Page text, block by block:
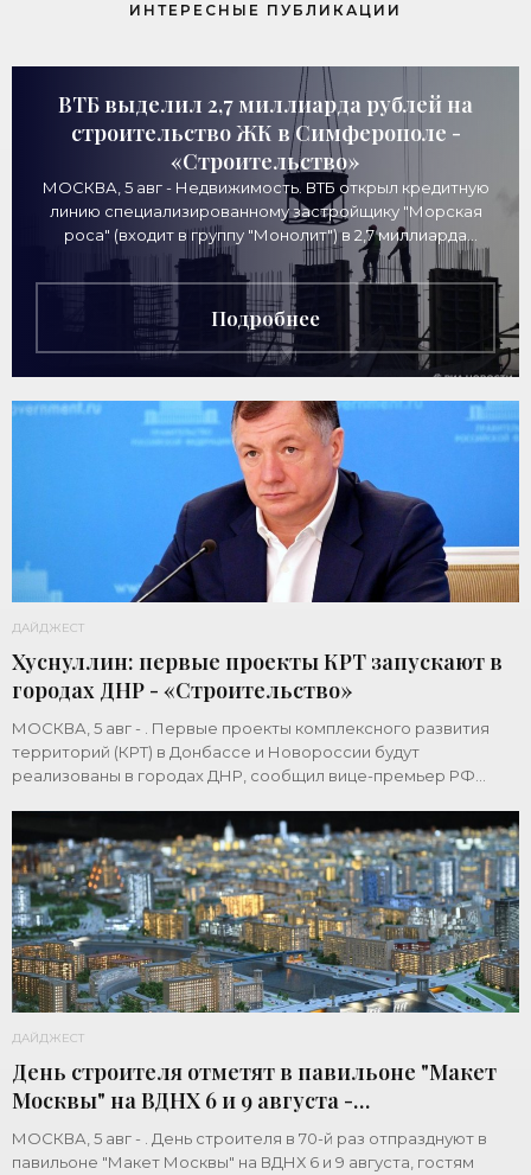
ИНТЕРЕСНЫЕ ПУБЛИКАЦИИ
ВТБ выделил 2,7 миллиарда рублей на
строительство ЖК в Симферополе -
«Строительство»
МОСКВА, 5 авг - Недвижимость. ВТБ открыл кредитную
линию специализированному застройщику "Морская
роса" (входит в группу "Монолит") в 2,7 миллиарда
рублей для
Подробнее
ДАЙДЖЕСТ
Хуснуллин: первые проекты КРТ запускают в
городах ДНР - «Строительство»
МОСКВА, 5 авг - . Первые проекты комплексного развития
территорий (КРТ) в Донбассе и Новороссии будут
реализованы в городах ДНР, сообщил вице-премьер РФ
ДАЙДЖЕСТ
День строителя отметят в павильоне "Макет
Москвы" на ВДНХ 6 и 9 августа -
«Строительство»
МОСКВА, 5 авг - . День строителя в 70-й раз отпразднуют в
павильоне "Макет Москвы" на ВДНХ 6 и 9 августа, гостям